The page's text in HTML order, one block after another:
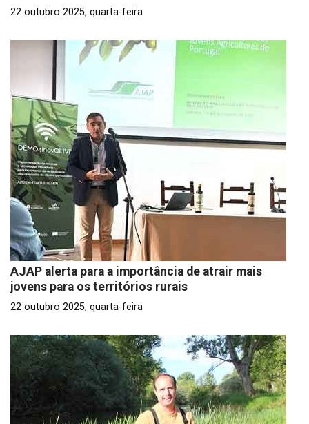
22 outubro 2025, quarta-feira
AJAP alerta para a importância de atrair mais
jovens para os territórios rurais
22 outubro 2025, quarta-feira